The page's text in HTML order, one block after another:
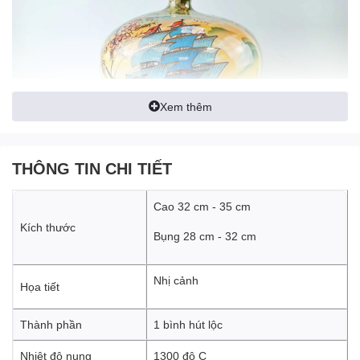
Xem thêm
THÔNG TIN CHI TIẾT
Kích thước
Cao 32 cm - 35 cm
Bụng 28 cm - 32 cm
Họa tiết Nhị cảnh
Thành phần 1 bình hút lộc
Nhiệt độ nung 1300 độ C